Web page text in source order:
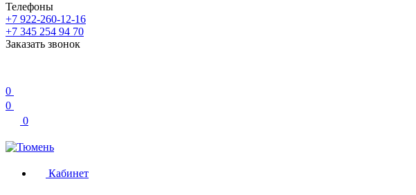
Телефоны
+7 922-260-12-16
+7 345 254 94 70
Заказать звонок
0
0
0
Кабинет